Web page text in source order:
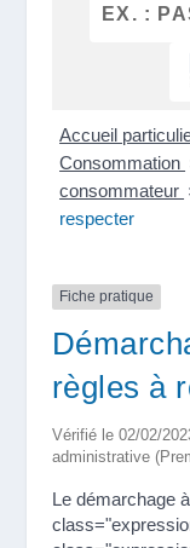
Accueil
Consommation
consommateur
respecter
Fiche pratique
règles à
Vérifié le 02/02/
administrative
Le démarchage